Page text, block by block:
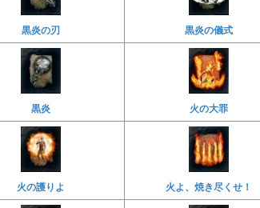
黒炎の刃 黒炎の儀式
黒炎 火の大罪
火の護りよ 火よ、焼き尽くせ！